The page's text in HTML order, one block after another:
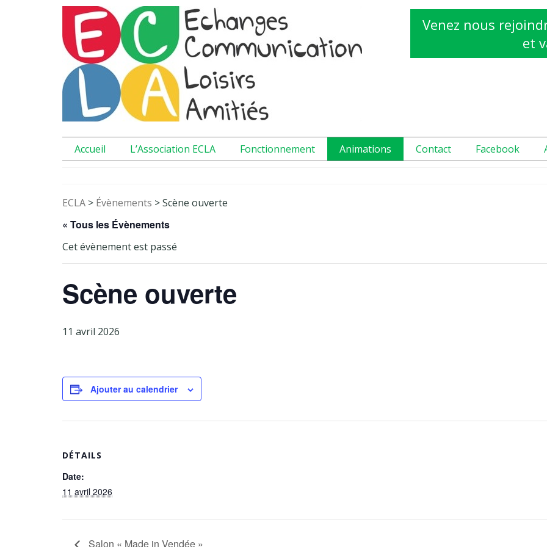
Venez nous
et
Accueil L’Association ECLA Fonctionnement Animations Contact Facebook
ECLA > Évènements >Scène ouverte
« Tous les Évènements
Cet évènement est passé
Scène ouverte
11 avril 2026
Ajouter au calendrier
DÉTAILS
Date:
11 avril 2026
Salon « Made in Vendée »